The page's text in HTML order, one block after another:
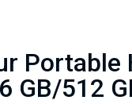
Portable
GB/512